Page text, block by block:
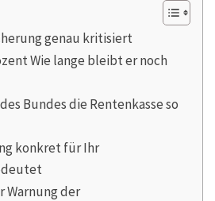
genau kritisiert
Wie lange bleibt er noch
Bundes die Rentenkasse so
konkret für Ihr
Warnung der